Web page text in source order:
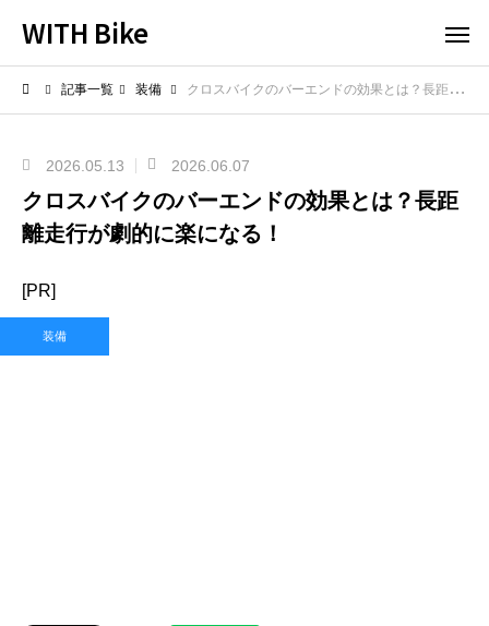
WITH Bike
記事一覧 装備 クロスバイクのバーエンドの効果とは？長距離走行が劇的に楽になる！
2026.05.13 2026.06.07
クロスバイクのバーエンドの効果とは？長距
離走行が劇的に楽になる！
[PR]
装備